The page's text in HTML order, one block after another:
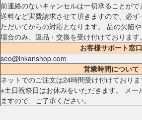
前連絡のないキャンセルは一切承ることがで
送料など実費請求させて頂きますので、必
ただいてからの対応となります。 品の欠陥
場合のみ、返品・交換を受け付けております。
お客様サポート窓口
seo@inkanshop.com
営業時間について
ネットでのご注文は24時間受け付けておりま
※土日祝祭日はお休みをいただきます。 メー
ますので、ご了承ください。